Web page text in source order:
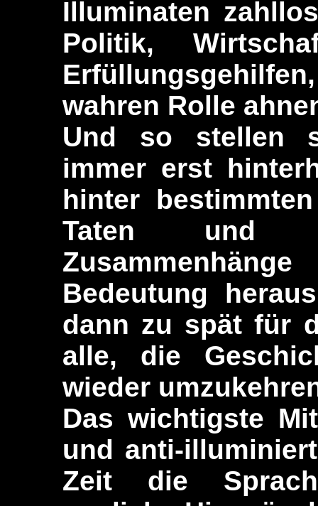
Illuminaten
Politik,
wahren Rolle
Und so stellen
immer erst
hinter
Taten und
Bedeutung
dann zu spät für
alle, die
wieder
Das wichtigste
und anti-
Zeit die